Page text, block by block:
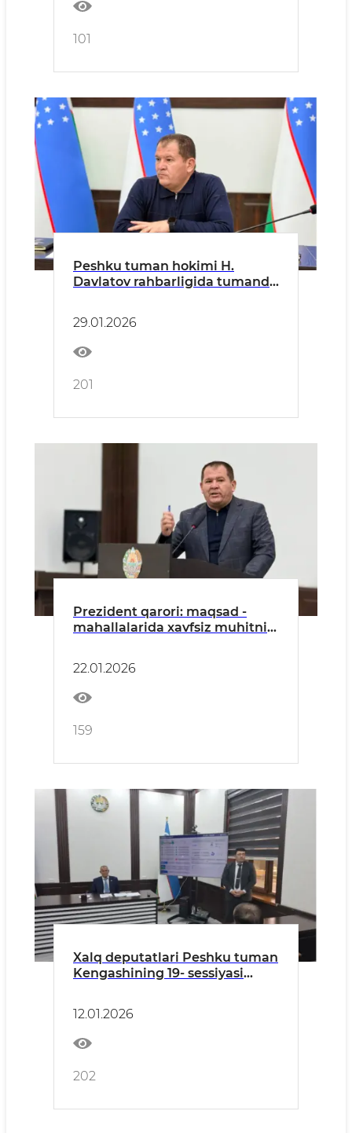
101
Peshku tuman hokimi H.
Davlatov rahbarligida tumanda
oshirilayotgan ishlar holati
hamda aniqlangan
kamchiliklar yuzasidan tahliliy
va tanqidiy ruhda yig‘ilish
bo‘lib o‘tdi.
29.01.2026
201
Prezident qarori: maqsad -
mahallalarida xavfsiz muhitni
22.01.2026
159
Xalq deputatlari Peshku tuman
Kengashining 19- sessiyasi
12.01.2026
202